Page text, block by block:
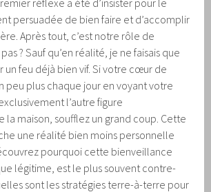
persuadée de bien faire et d’accomplir
Après tout, c’est notre rôle de
? Sauf qu’en réalité, je ne faisais que
un feu déjà bien vif. Si votre cœur de
peu plus chaque jour en voyant votre
l’autre figure
la maison, soufflez un grand coup. Cette
une réalité bien moins personnelle
pourquoi cette bienveillance
légitime, est le plus souvent contre-
sont les stratégies terre-à-terre pour